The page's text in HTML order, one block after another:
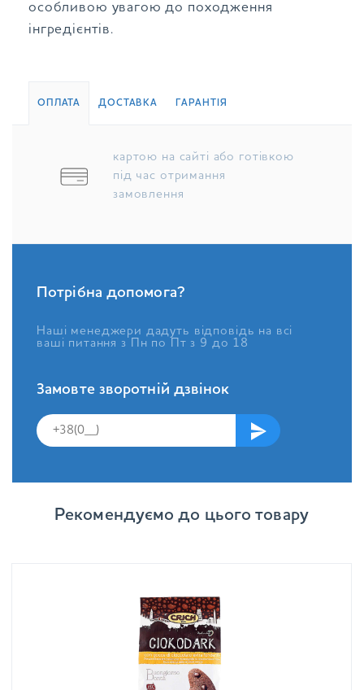
особливою увагою до походження
інгредієнтів.
ОПЛАТА ДОСТАВКА ГАРАНТІЯ
картою на сайті або готівкою
під час отримання
замовлення
Потрібна допомога?
Наші менеджери дадуть відповідь на всі
ваші питання з Пн по Пт з 9 до 18
Замовте зворотній дзвінок
Рекомендуємо до цього товару